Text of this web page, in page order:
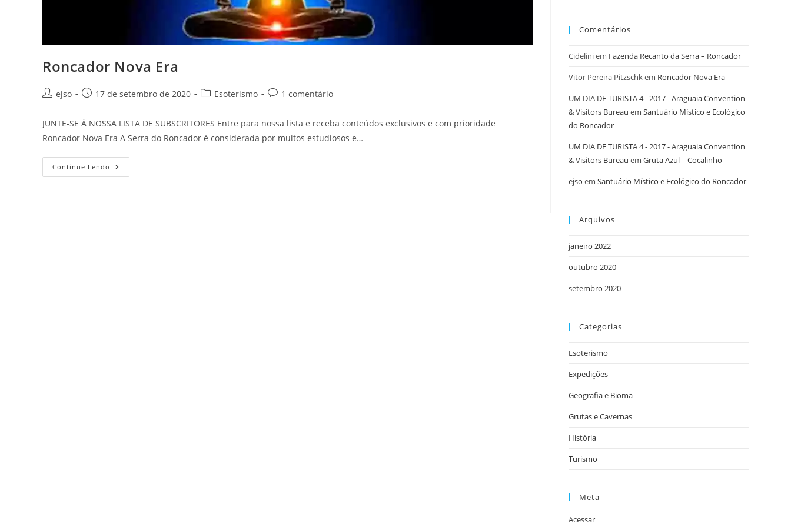
Roncador Nova Era
Autor
post:
ejso
Post17 de setembro de 2020
Categoria
post:
Esoterismo
Comentários
1 comentário
JUNTE-SE Á NOSSA LISTA DE SUBSCRITORES Entre para nossa lista e receba conteúdos exclusivos e com prioridade
Roncador Nova Era A Serra do Roncador é considerada por muitos estudiosos e…
Continue Lendo Roncador
Nova
Comentários
Cideliniem Fazenda Recanto da Serra – Roncador
Vitor Pereira Pitzschkem Roncador Nova Era
UM DIA DE TURISTA 4 - 2017 - Araguaia Convention
& Visitors Bureau em Santuário Místico e Ecológico
do Roncador
UM DIA DE TURISTA 4 - 2017 - Araguaia Convention
& Visitors Bureau em Gruta Azul – Cocalinho
ejso em Santuário Místico e Ecológico do Roncador
Arquivos
janeiro 2022
outubro 2020
setembro 2020
Categorias
Esoterismo
Expedições
Geografia e Bioma
Grutas e Cavernas
História
Turismo
Meta
Acessar